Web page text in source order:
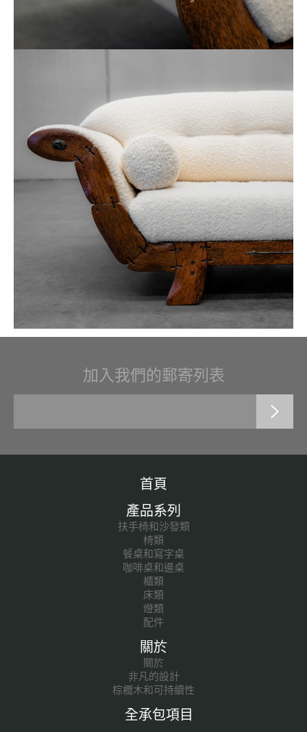
加入我們的郵寄列表
首頁
產品系列
扶手椅和沙發類
椅類
餐桌和寫字桌
咖啡桌和邊桌
櫃類
床類
燈類
配件
關於
關於
非凡的設計
棕櫚木和可持續性
全承包項目